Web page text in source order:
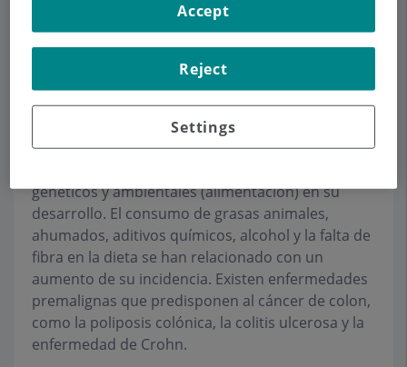
Cáncer de colon
El cáncer de colon es el cáncer más frecuente del
tracto digestivo y uno de los más frecuentes en
nuestro medio, sólo superado por el cáncer de
genéticos y ambientales (alimentación) en su
desarrollo. El consumo de grasas animales,
ahumados, aditivos químicos, alcohol y la falta de
fibra en la dieta se han relacionado con un
aumento de su incidencia. Existen enfermedades
premalignas que predisponen al cáncer de colon,
como la poliposis colónica, la colitis ulcerosa y la
enfermedad de Crohn.
Settings
Reject
Accept